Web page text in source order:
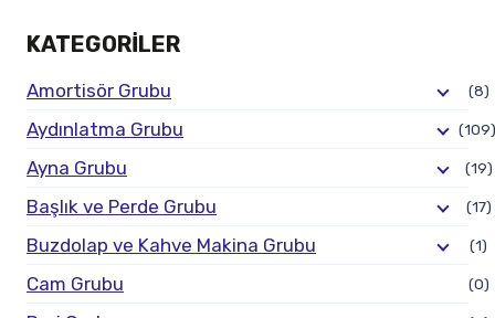
KATEGORILER
Amortisör Grubu (8)
Aydınlatma Grubu (109)
Ayna Grubu (19)
Başlık ve Perde Grubu (17)
Buzdolap ve Kahve Makina Grubu (1)
Cam Grubu (0)